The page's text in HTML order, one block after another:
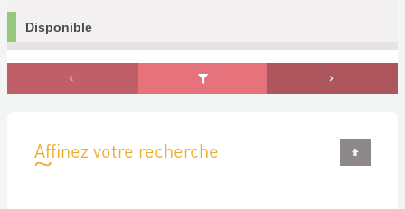
Disponible
Affinez votre recherche